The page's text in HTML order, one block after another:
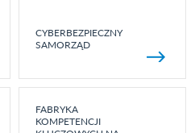
CYBERBEZPIECZNY
SAMORZĄD
FABRYKA
KOMPETENCJI